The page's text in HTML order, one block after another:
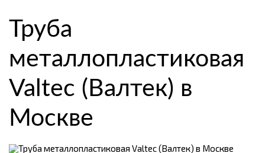
Труба
металлопластиковая
Valtec (Валтек) в
Москве